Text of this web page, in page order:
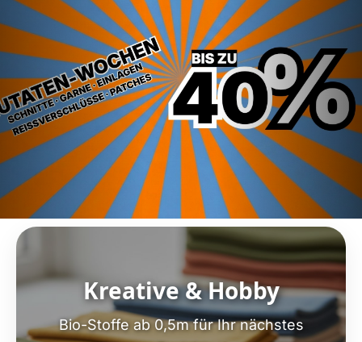
Kreative & Hobby
Bio-Stoffe ab 0,5m für Ihr nächstes